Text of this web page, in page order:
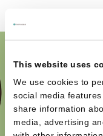
This website uses
We use cookies to
social media
share information
media, advertising